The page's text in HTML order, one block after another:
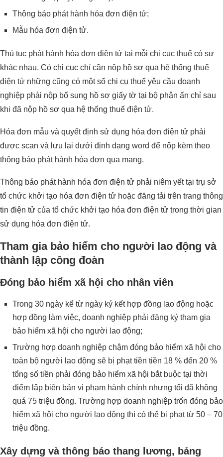
Thông báo phát hành hóa đơn điện tử;
Mẫu hóa đơn điện tử.
Thủ tục phát hành hóa đơn điện tử tại mỗi chi cục thuế có sự
khác nhau. Có chi cục chỉ cần nộp hồ sơ qua hệ thống thuế
điện tử những cũng có một số chi cụ thuế yêu cầu doanh
nghiệp phải nộp bổ sung hồ sơ giấy tờ tại bộ phận ấn chỉ sau
khi đã nộp hồ sơ qua hệ thống thuế điện tử.
Hóa đơn mẫu và quyết định sử dụng hóa đơn điện tử phải
được scan và lưu lại dưới định dạng word để nộp kèm theo
thông báo phát hành hóa đơn qua mạng.
Thông báo phát hành hóa đơn điện tử phải niêm yết tại trụ sở
tổ chức khởi tạo hóa đơn điện tử hoặc đăng tải trên trang thông
tin điện tử của tổ chức khởi tạo hóa đơn điện tử trong thời gian
sử dụng hóa đơn điện tử.
Tham gia bảo hiểm cho người lao động và
thành lập công đoàn
Đóng bảo hiểm xã hội cho nhân viên
Trong 30 ngày kể từ ngày ký kết hợp đồng lao động hoặc
hợp đồng làm việc, doanh nghiệp phải đăng ký tham gia
bảo hiểm xã hội cho người lao động;
Trường hợp doanh nghiệp chậm đóng bảo hiểm xã hội cho
toàn bộ người lao động sẽ bị phạt tiền tiền 18 % đến 20 %
tổng số tiền phải đóng bảo hiểm xã hội bắt buộc tại thời
điểm lập biên bản vi phạm hành chính nhưng tối đã không
quá 75 triệu đồng. Trường hợp doanh nghiệp trốn đóng bảo
hiểm xã hội cho người lao động thì có thể bị phạt từ 50 – 70
triệu đồng.
Xây dựng và thông báo thang lương, bảng